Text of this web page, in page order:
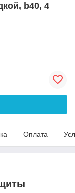
b40, 4
Оплата